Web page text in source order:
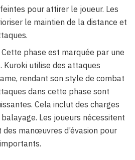
pour attirer le joueur. Les
le maintien de la distance et
Cette phase est marquée par une
Kuroki utilise des attaques
rendant son style de combat
dans cette phase sont
Cela inclut des charges
Les joueurs nécessitent
des manœuvres d’évasion pour